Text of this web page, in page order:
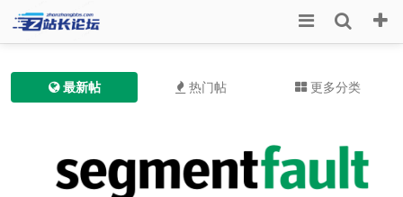
最新帖 热门帖 更多分类